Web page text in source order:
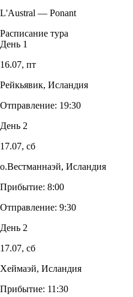
L'Austral — Ponant
Расписание тура
День 1
16.07, пт
Рейкьявик, Исландия
Отправление: 19:30
День 2
17.07, сб
о.Вестманнаэй, Исландия
Прибытие: 8:00
Отправление: 9:30
День 2
17.07, сб
Хеймаэй, Исландия
Прибытие: 11:30